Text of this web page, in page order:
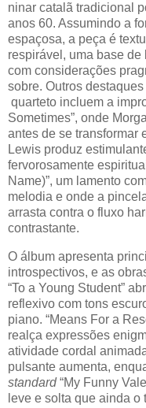
ninar catalã tradicional
anos 60. Assumindo a
espaçosa, a peça é
respirável, uma base
com considerações
sobre. Outros
quarteto incluem a
Sometimes”, onde
antes de se transformar
Lewis produz
fervorosamente
Name)”, um lamento
melodia e onde a
arrasta contra o fluxo
contrastante.
O álbum apresenta
introspectivos, e as
“To a Young Student”
reflexivo com tons
piano. “Means For a
realça expressões
atividade cordal
pulsante aumenta,
standard“My Funny
leve e solta que ainda